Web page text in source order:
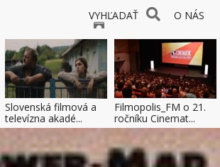
VYHĽADAŤ O NÁS
Slovenská filmová a
televízna akadé...
Filmopolis_FM o 21.
ročníku Cinemat...